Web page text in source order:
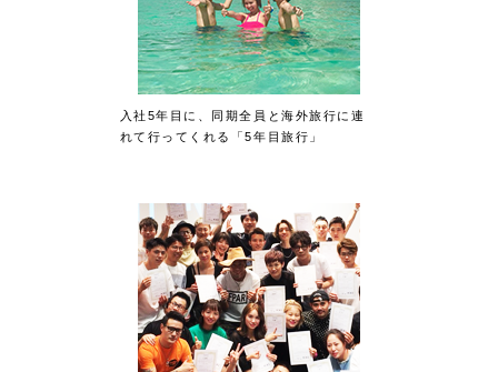
入社5年目に、同期全員と海外旅行に連
れて行ってくれる「5年目旅行」